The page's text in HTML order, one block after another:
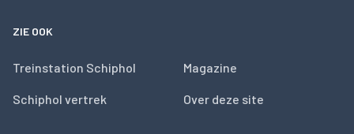
ZIE OOK
Treinstation Schiphol
Schiphol vertrek
Magazine
Over deze site